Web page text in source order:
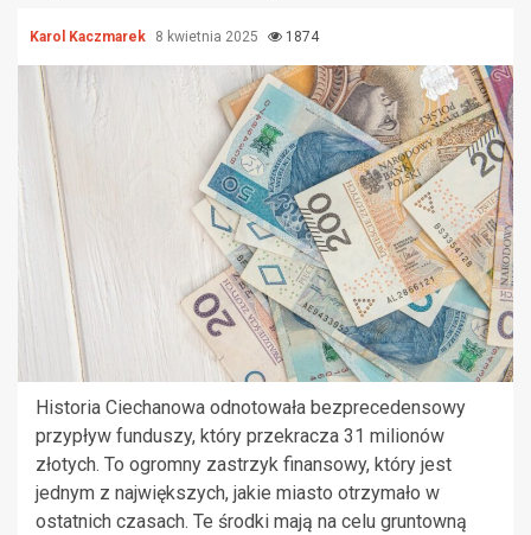
Karol Kaczmarek 8 kwietnia 2025 1874
Historia Ciechanowa odnotowała bezprecedensowy
przypływ funduszy, który przekracza 31 milionów
złotych. To ogromny zastrzyk finansowy, który jest
jednym z największych, jakie miasto otrzymało w
ostatnich czasach. Te środki mają na celu gruntowną